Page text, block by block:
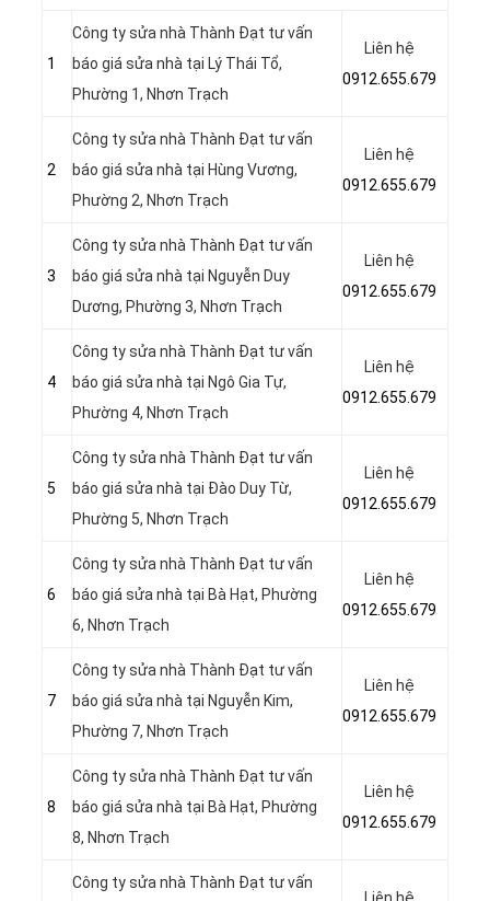
1
Công ty sửa nhà Thành Đạt tư vấn
báo giá sửa nhà tại Lý Thái Tổ,
Phường 1, Nhơn Trạch
Liên hệ
0912.655.679
2
Công ty sửa nhà Thành Đạt tư vấn
báo giá sửa nhà tại Hùng Vương,
Phường 2, Nhơn Trạch
Liên hệ
0912.655.679
3
Công ty sửa nhà Thành Đạt tư vấn
báo giá sửa nhà tại Nguyễn Duy
Dương, Phường 3, Nhơn Trạch
Liên hệ
0912.655.679
4
Công ty sửa nhà Thành Đạt tư vấn
báo giá sửa nhà tại Ngô Gia Tự,
Phường 4, Nhơn Trạch
Liên hệ
0912.655.679
5
Công ty sửa nhà Thành Đạt tư vấn
báo giá sửa nhà tại Đào Duy Từ,
Phường 5, Nhơn Trạch
Liên hệ
0912.655.679
6
Công ty sửa nhà Thành Đạt tư vấn
báo giá sửa nhà tại Bà Hạt, Phường
6, Nhơn Trạch
Liên hệ
0912.655.679
7
Công ty sửa nhà Thành Đạt tư vấn
báo giá sửa nhà tại Nguyễn Kim,
Phường 7, Nhơn Trạch
Liên hệ
0912.655.679
8
Công ty sửa nhà Thành Đạt tư vấn
báo giá sửa nhà tại Bà Hạt, Phường
8, Nhơn Trạch
Liên hệ
0912.655.679
Công ty sửa nhà Thành Đạt tư vấn